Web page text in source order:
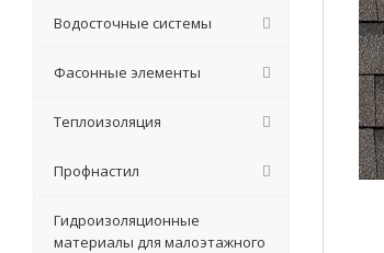
Водосточные системы
Фасонные элементы
Теплоизоляция
Профнастил
Гидроизоляционные
материалы для малоэтажного